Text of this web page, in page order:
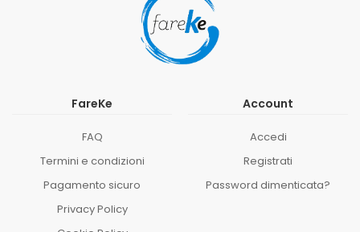
FareKe
FAQ
Termini e condizioni
Pagamento sicuro
Privacy Policy
Account
Accedi
Registrati
Password dimenticata?